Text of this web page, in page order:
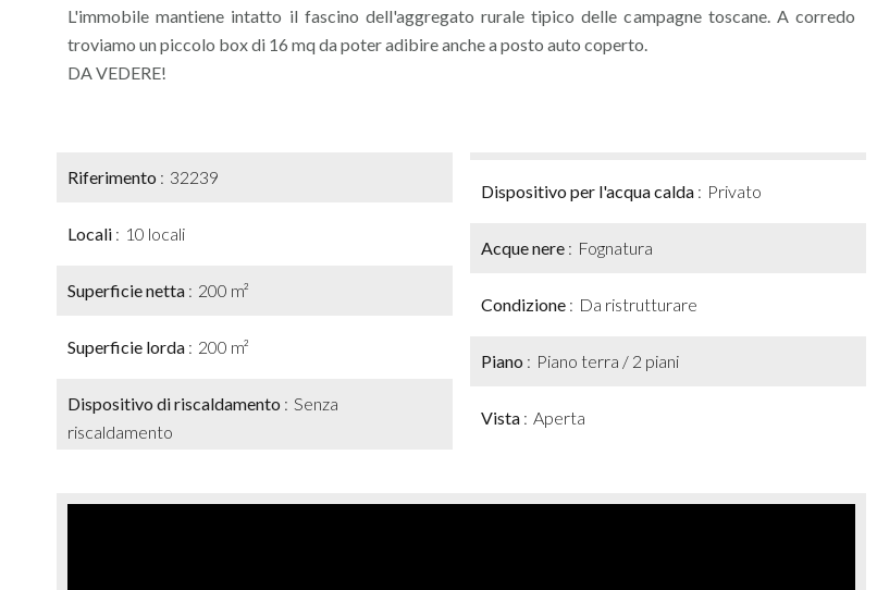
L'immobile mantiene intatto il fascino dell'aggregato rurale tipico delle campagne toscane. A corredo
troviamo un piccolo box di 16 mq da poter adibire anche a posto auto coperto.
DA VEDERE!
Riferimento 32239
Locali 10 locali
Superficie netta 200 m²
Superficie lorda 200 m²
Dispositivo di riscaldamento
Senza
riscaldamento
Dispositivo per l'acqua calda Privato
Acque nere Fognatura
Condizione Da ristrutturare
Piano Piano terra / 2 piani
Vista Aperta